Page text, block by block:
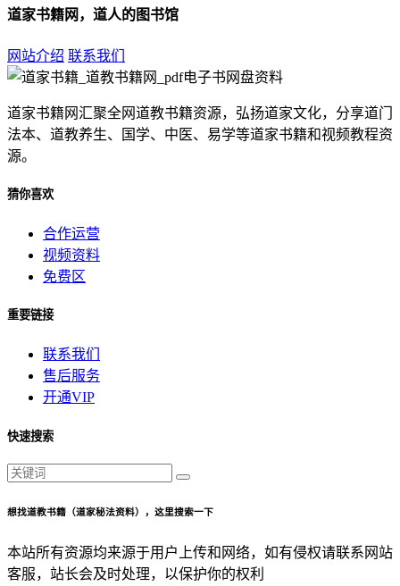
道家书籍网，道人的图书馆
网站介绍 联系我们
道家书籍网汇聚全网道教书籍资源，弘扬道家文化，分享道门
法本、道教养生、国学、中医、易学等道家书籍和视频教程资
源。
猜你喜欢
合作运营
视频资料
免费区
重要链接
联系我们
售后服务
开通VIP
快速搜索
想找道教书籍（道家秘法资料），这里搜索一下
本站所有资源均来源于用户上传和网络，如有侵权请联系网站
客服，站长会及时处理，以保护你的权利